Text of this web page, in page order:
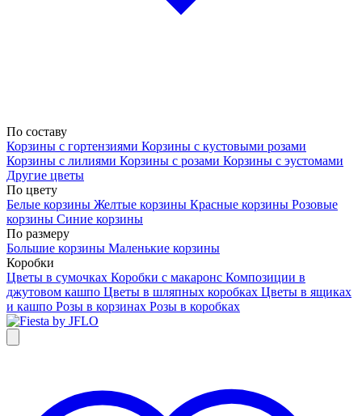
По составу
Корзины с гортензиями Корзины с кустовыми розами
Корзины с лилиями Корзины с розами Корзины с эустомами
Другие цветы
По цвету
Белые корзины Желтые корзины Красные корзины Розовые
корзины Синие корзины
По размеру
Большие корзины Маленькие корзины
Коробки
Цветы в сумочках Коробки с макаронс Композиции в
джутовом кашпо Цветы в шляпных коробках Цветы в ящиках
и кашпо Розы в корзинах Розы в коробках